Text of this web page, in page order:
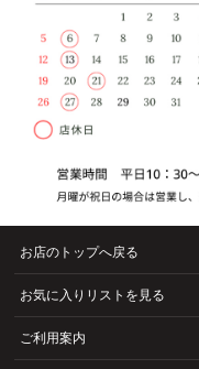
お店のトップへ戻る
お気に入りリストを見る
ご利用案内